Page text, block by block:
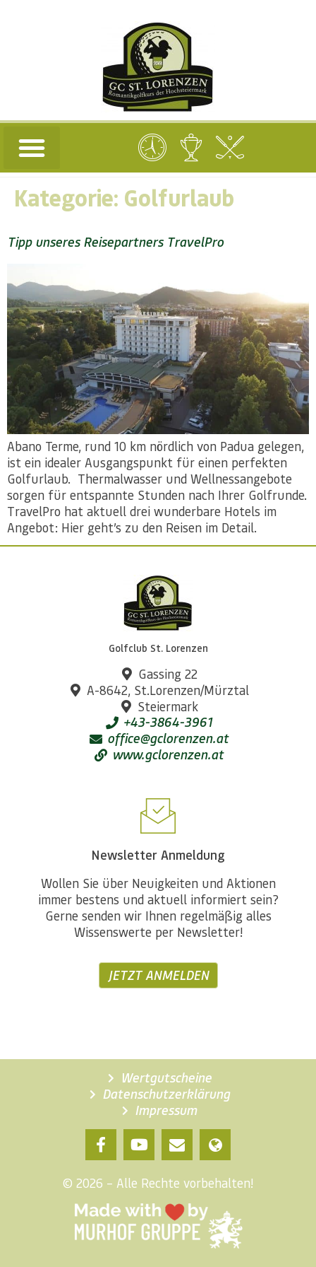
Kategorie: Golfurlaub
Tipp unseres Reisepartners TravelPro
Abano Terme, rund 10 km nördlich von Padua gelegen,
ist ein idealer Ausgangspunkt für einen perfekten
Golfurlaub. Thermalwasser und Wellnessangebote
sorgen für entspannte Stunden nach Ihrer Golfrunde.
TravelPro hat aktuell drei wunderbare Hotels im
Angebot: Hier geht’s zu den Reisen im Detail.
Golfclub St. Lorenzen
Gassing 22
A-8642, St.Lorenzen/Mürztal
Steiermark
+43-3864-3961
office@gclorenzen.at
www.gclorenzen.at
Newsletter Anmeldung
Wollen Sie über Neuigkeiten und Aktionen
immer bestens und aktuell informiert sein?
Gerne senden wir Ihnen regelmäßig alles
Wissenswerte per Newsletter!
JETZT ANMELDEN
Wertgutscheine
Datenschutzerklärung
Impressum
© 2026 – Alle Rechte vorbehalten!